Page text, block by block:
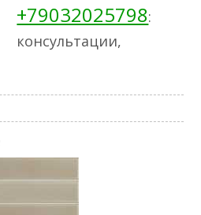
+79032025798:
консультации,